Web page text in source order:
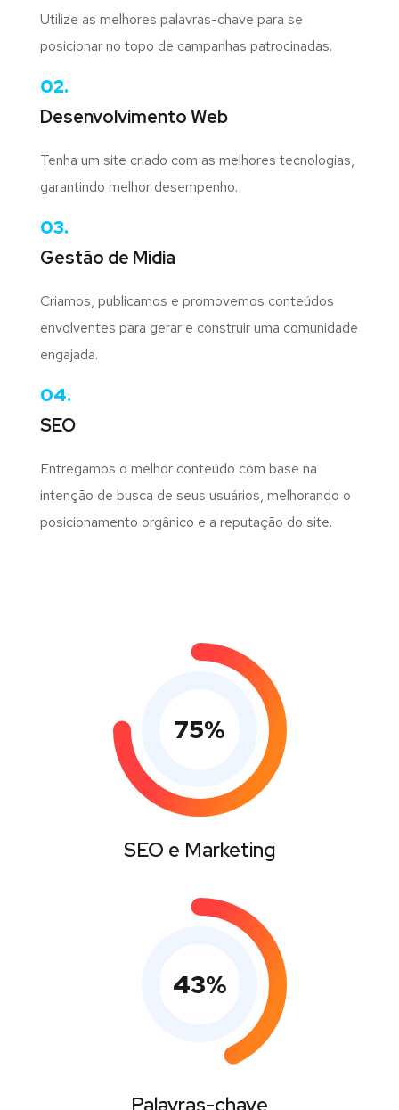
Utilize as melhores palavras-chave para se
posicionar no topo de campanhas patrocinadas.
02.
Desenvolvimento Web
Tenha um site criado com as melhores tecnologias,
garantindo melhor desempenho.
03.
Gestão de Mídia
Criamos, publicamos e promovemos conteúdos
envolventes para gerar e construir uma comunidade
engajada.
04.
SEO
Entregamos o melhor conteúdo com base na
intenção de busca de seus usuários, melhorando o
posicionamento orgânico e a reputação do site.
75%
SEO e Marketing
43%